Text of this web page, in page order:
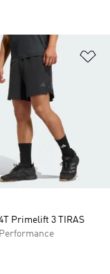
de deseos
Primelift 3 TIRAS